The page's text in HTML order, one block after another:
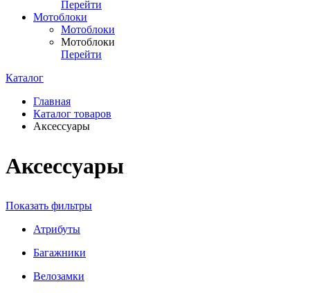
Перейти
Мотоблоки
Мотоблоки
Мотоблоки
Перейти
Каталог
Главная
Каталог товаров
Аксессуары
Аксессуары
Показать фильтры
Атрибуты
Багажники
Велозамки